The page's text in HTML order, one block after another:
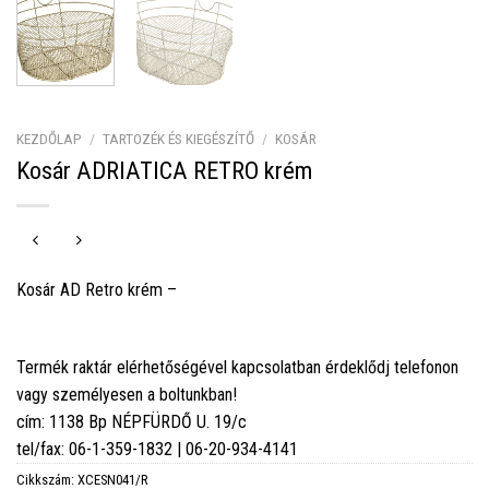
KEZDŐLAP / TARTOZÉK ÉS KIEGÉSZÍTŐ / KOSÁR
Kosár ADRIATICA RETRO krém
Kosár AD Retro krém –
Termék raktár elérhetőségével kapcsolatban érdeklődj telefonon
vagy személyesen a boltunkban!
cím: 1138 Bp NÉPFÜRDŐ U. 19/c
tel/fax: 06-1-359-1832 | 06-20-934-4141
Cikkszám: XCESN041/R